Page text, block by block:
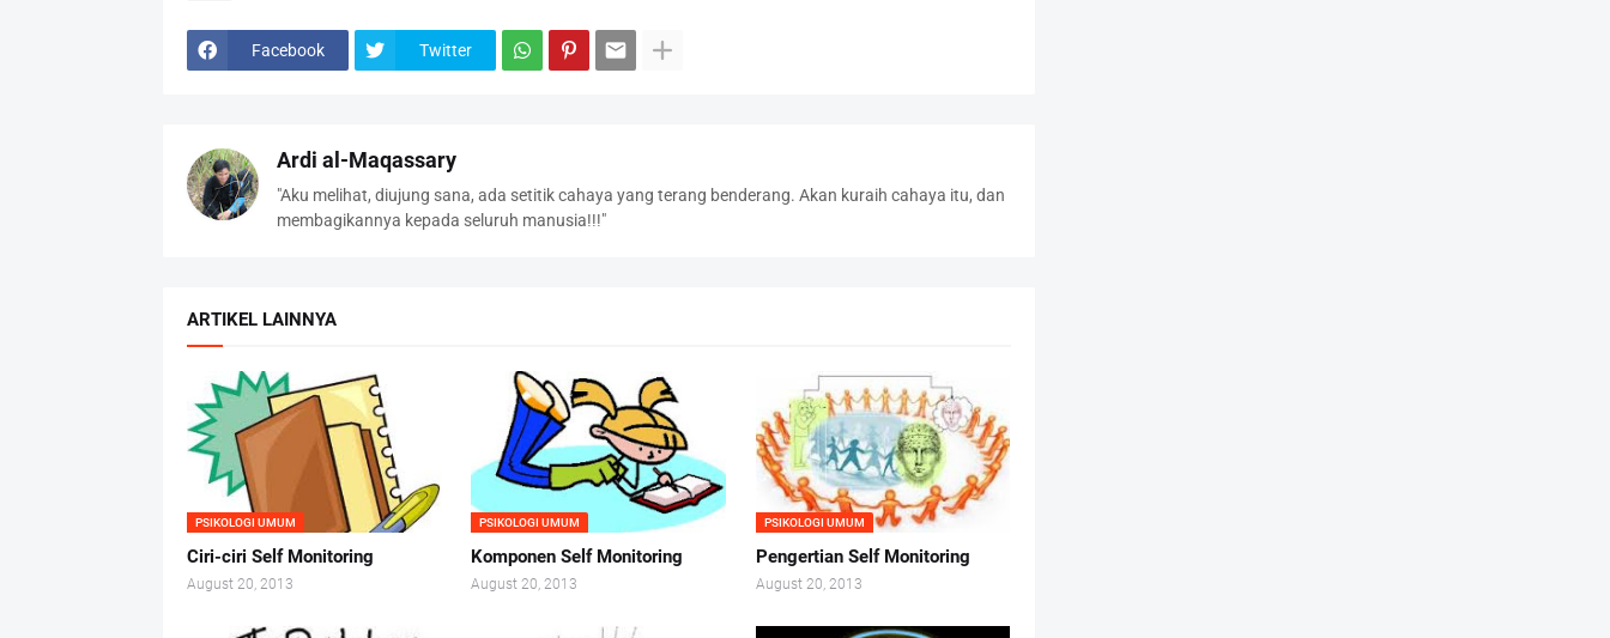
Facebook Twitter
Ardi al-Maqassary
"Aku melihat, diujung sana, ada setitik cahaya yang terang benderang. Akan kuraih cahaya itu, dan
membagikannya kepada seluruh manusia!!!"
ARTIKEL LAINNYA
PSIKOLOGI UMUM
Ciri-ciri Self Monitoring
August 20, 2013
PSIKOLOGI UMUM
Komponen Self Monitoring
August 20, 2013
PSIKOLOGI UMUM
Pengertian Self Monitoring
August 20, 2013